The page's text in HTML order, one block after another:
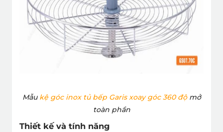
Mẫu kệ góc inox tủ bếp Garis xoay góc 360 độmở
toàn phần
Thiết kế và tính năng